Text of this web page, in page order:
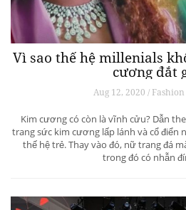
Vì sao thế hệ millenials
cương đắt
Aug 12, 2020 /
Kim cương có còn là vĩnh cửu? Dẫn
trang sức kim cương lấp lánh và cổ điển
thế hệ trẻ. Thay vào đó, nữ trang đá
trong đó có nhẫn